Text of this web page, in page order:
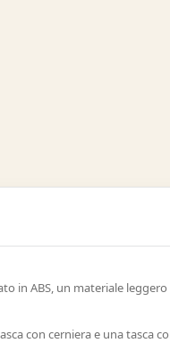
in ABS, un materiale
con cerniera e una tasca